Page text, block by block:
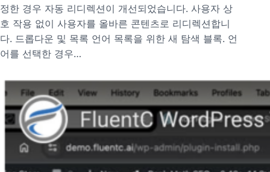
정한 경우 자동 리디렉션이 개선되었습니다. 사용자 상
호 작용 없이 사용자를 올바른 콘텐츠로 리디렉션합니
다. 드롭다운 및 목록 언어 목록을 위한 새 탐색 블록. 언
어를 선택한 경우…